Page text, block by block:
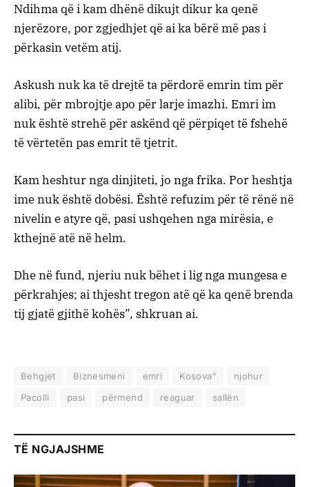
Ndihma që i kam dhënë dikujt dikur ka qenë
njerëzore, por zgjedhjet që ai ka bërë më pas i
përkasin vetëm atij.
Askush nuk ka të drejtë ta përdorë emrin tim për
alibi, për mbrojtje apo për larje imazhi. Emri im
nuk është strehë për askënd që përpiqet të fshehë
të vërtetën pas emrit të tjetrit.
Kam heshtur nga dinjiteti, jo nga frika. Por heshtja
ime nuk është dobësi. Është refuzim për të rënë në
nivelin e atyre që, pasi ushqehen nga mirësia, e
kthejnë atë në helm.
Dhe në fund, njeriu nuk bëhet i lig nga mungesa e
përkrahjes; ai thjesht tregon atë që ka qenë brenda
tij gjatë gjithë kohës”, shkruan ai.
Behgjet Biznesmeni emri Kosova”
njohur
Pacolli
pasi përmend reaguar sallën
TË NGJAJSHME